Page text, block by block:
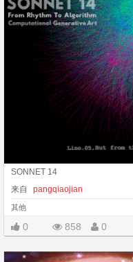
SONNET 14
来自
pangqiaojian
其他
0 858 0